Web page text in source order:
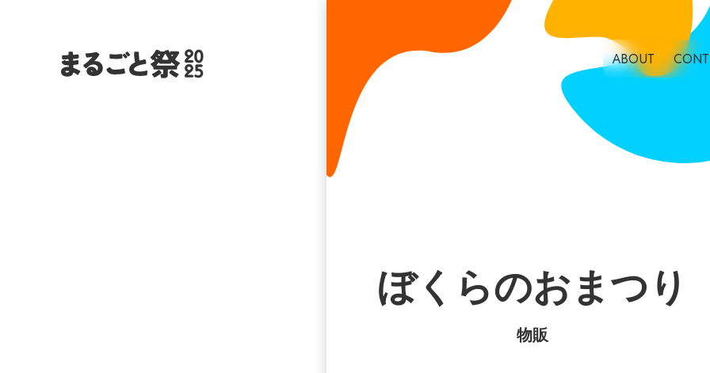
ABOUT
ぼくらのおまつり
物販